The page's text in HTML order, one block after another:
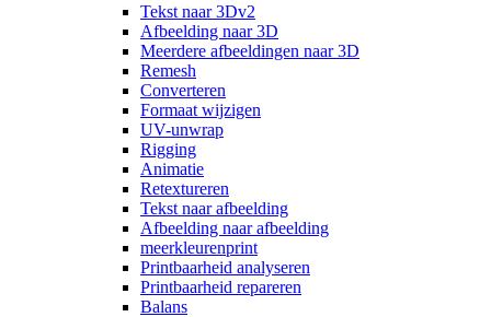
Tekst naar 3Dv2
Afbeelding naar 3D
Meerdere afbeeldingen naar 3D
Remesh
Converteren
Formaat wijzigen
UV-unwrap
Rigging
Animatie
Retextureren
Tekst naar afbeelding
Afbeelding naar afbeelding
meerkleurenprint
Printbaarheid analyseren
Printbaarheid repareren
Balans